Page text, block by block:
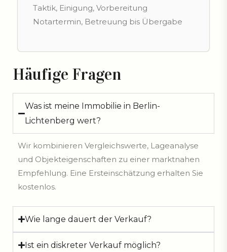
Taktik, Einigung, Vorbereitung
Notartermin, Betreuung bis Übergabe
Häufige Fragen
Was ist meine Immobilie in Berlin-
Lichtenberg wert?
Wir kombinieren Vergleichswerte, Lageanalyse
und Objekteigenschaften zu einer marktnahen
Empfehlung. Eine Ersteinschätzung erhalten Sie
kostenlos.
Wie lange dauert der Verkauf?
Ist ein diskreter Verkauf möglich?